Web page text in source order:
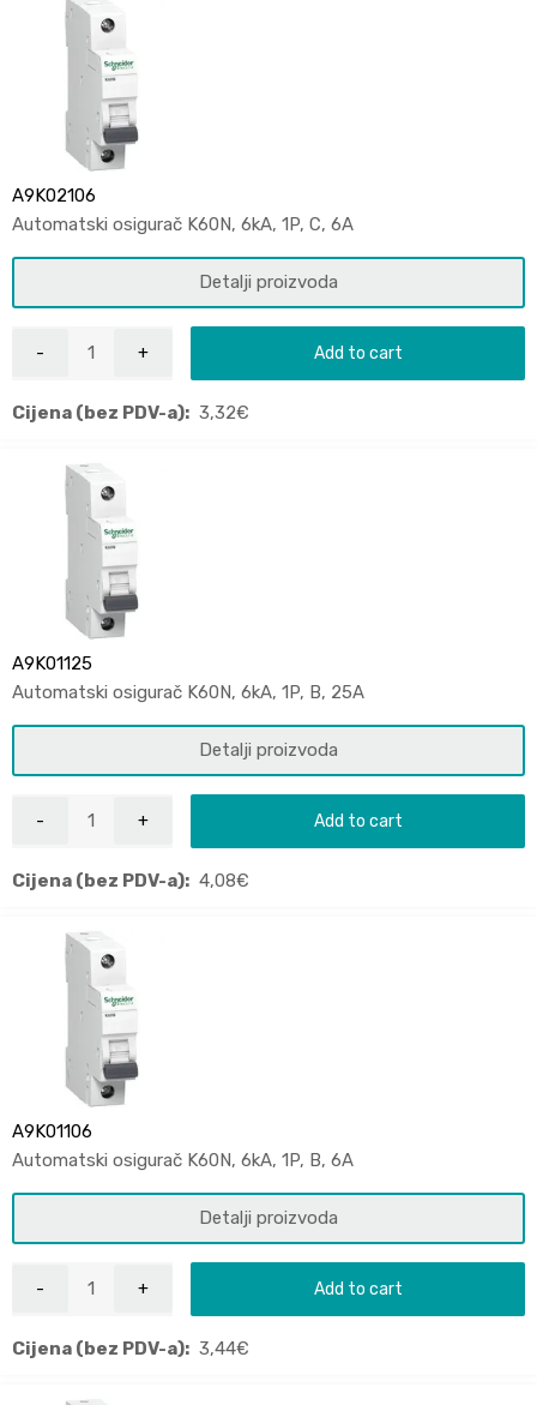
A9K02106
Automatski osigurač K60N, 6kA, 1P, C, 6A
Detalji proizvoda
Add to cart
Cijena (bez PDV-a): 3,32€
A9K01125
Automatski osigurač K60N, 6kA, 1P, B, 25A
Detalji proizvoda
Add to cart
Cijena (bez PDV-a): 4,08€
A9K01106
Automatski osigurač K60N, 6kA, 1P, B, 6A
Detalji proizvoda
Add to cart
Cijena (bez PDV-a): 3,44€